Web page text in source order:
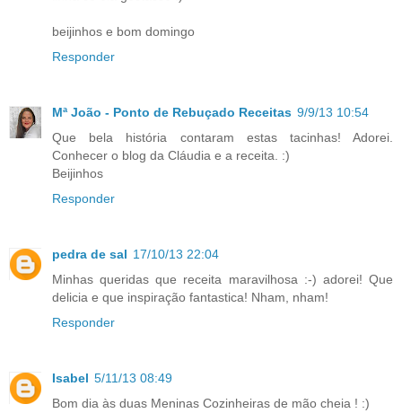
beijinhos e bom domingo
Responder
Mª João - Ponto de Rebuçado Receitas 9/9/13 10:54
Que bela história contaram estas tacinhas! Adorei.
Conhecer o blog da Cláudia e a receita. :)
Beijinhos
Responder
pedra de sal 17/10/13 22:04
Minhas queridas que receita maravilhosa :-) adorei! Que
delicia e que inspiração fantastica! Nham, nham!
Responder
Isabel 5/11/13 08:49
Bom dia às duas Meninas Cozinheiras de mão cheia ! :)